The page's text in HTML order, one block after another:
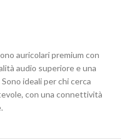
auricolari premium con
audio superiore e una
ideali per chi cerca
con una connettività